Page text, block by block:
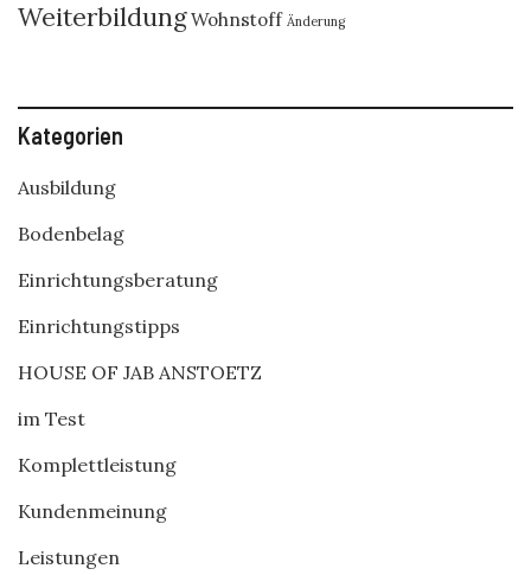
Weiterbildung Wohnstoff Änderung
Kategorien
Ausbildung
Bodenbelag
Einrichtungsberatung
Einrichtungstipps
HOUSE OF JAB ANSTOETZ
im Test
Komplettleistung
Kundenmeinung
Leistungen